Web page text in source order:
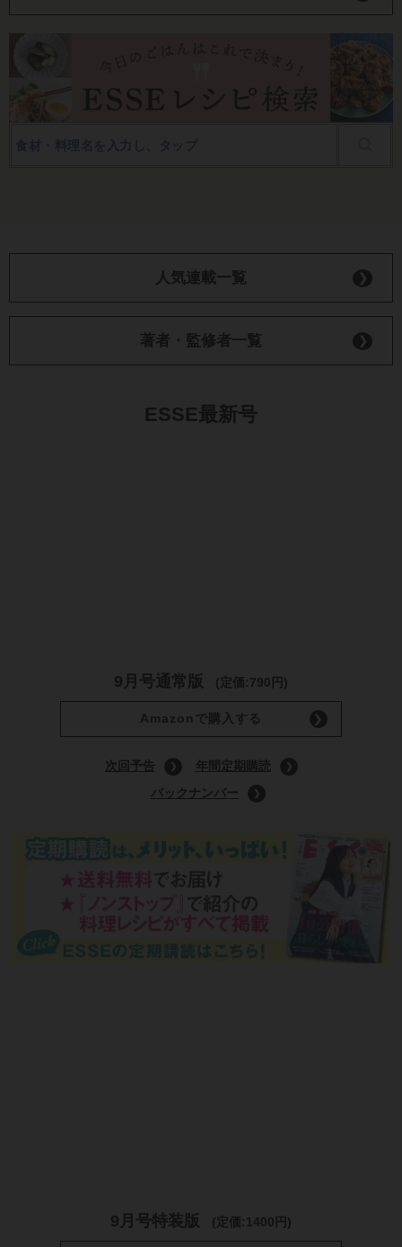
人気連載一覧
著者・監修者一覧
ESSE最新号
9月号通常版 (定価:790円)
Amazonで購入する
次回予告
年間定期購読
バックナンバー